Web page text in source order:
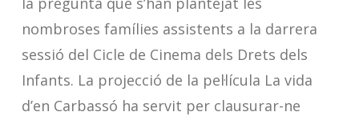
nombroses famílies assistents a la darrera
sessió del Cicle de Cinema dels Drets dels
Infants. La projecció de la pel·lícula La vida
d’en Carbassó ha servit per clausurar-ne